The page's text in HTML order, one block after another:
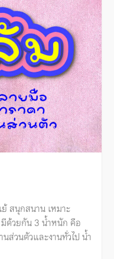
สนุกสนาน เหมาะ
ด้วยกัน 3 น้ำหนัก คือ
ส่วนตัวและงานทั่วไป น้ำ